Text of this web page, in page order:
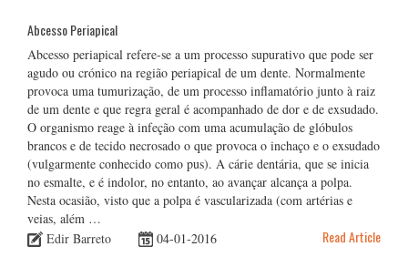
Abcesso Periapical
Abcesso periapical refere-se a um processo supurativo que pode ser
agudo ou crónico na região periapical de um dente. Normalmente
provoca uma tumurização, de um processo inflamatório junto à raiz
de um dente e que regra geral é acompanhado de dor e de exsudado.
O organismo reage à infeção com uma acumulação de glóbulos
brancos e de tecido necrosado o que provoca o inchaço e o exsudado
(vulgarmente conhecido como pus). A cárie dentária, que se inicia
no esmalte, e é indolor, no entanto, ao avançar alcança a polpa.
Nesta ocasião, visto que a polpa é vascularizada (com artérias e
veias, além …
Edir Barreto
04-01-2016 Read Article